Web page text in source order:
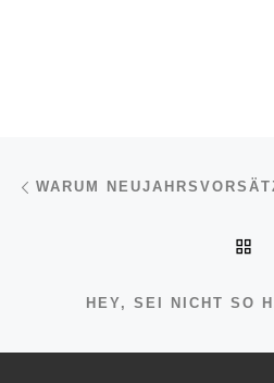
WARUM
HEY, SEI NICHT SO